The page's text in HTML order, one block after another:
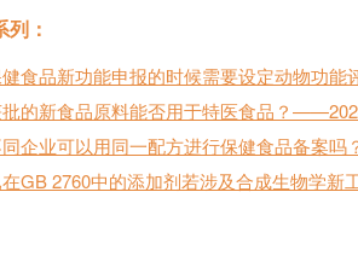
：
食品新功能申报的时候需要设定动物功
的新食品原料能否用于特医食品？
企业可以用同一配方进行保健食品备案
GB 2760中的添加剂若涉及合成生物学